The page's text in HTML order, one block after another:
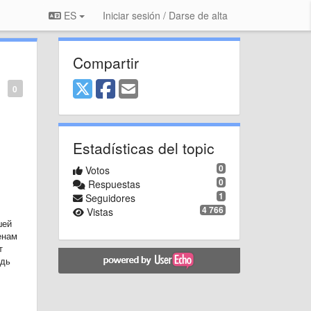
ES Iniciar sesión / Darse de alta
0
Compartir
Estadísticas del topic
0
Votos
0
Respuestas
1
Seguidores
4 766
Vistas